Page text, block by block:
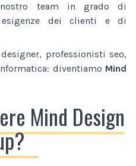
team in grado di
dei clienti e di
professionisti seo,
diventiamo Mind
Mind Design